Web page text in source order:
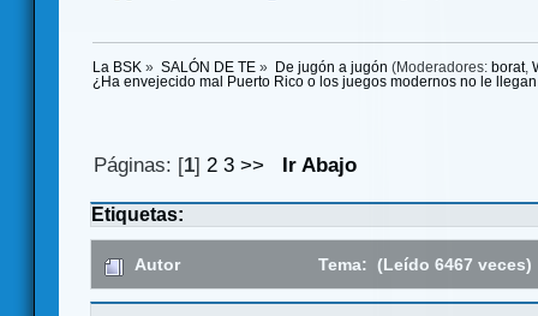
La BSK » SALÓN DE TE » De jugón a jugón (Moderadores: borat,
¿Ha envejecido mal Puerto Rico o los juegos modernos no le
Páginas: [1]2 3 >> Ir Abajo
Etiquetas:
Autor Tema: (Leído 6467 veces)